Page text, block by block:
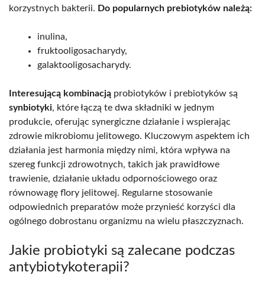
korzystnych bakterii. Do popularnych prebiotyków należą:
inulina,
fruktooligosacharydy,
galaktooligosacharydy.
Interesującą kombinacją probiotyków i prebiotyków są
synbiotyki, które łączą te dwa składniki w jednym
produkcie, oferując synergiczne działanie i wspierając
zdrowie mikrobiomu jelitowego. Kluczowym aspektem ich
działania jest harmonia między nimi, która wpływa na
szereg funkcji zdrowotnych, takich jak prawidłowe
trawienie, działanie układu odpornościowego oraz
równowagę flory jelitowej. Regularne stosowanie
odpowiednich preparatów może przynieść korzyści dla
ogólnego dobrostanu organizmu na wielu płaszczyznach.
Jakie probiotyki są zalecane podczas
antybiotykoterapii?